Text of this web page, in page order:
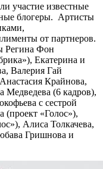
участие известные
блогеры. Артисты
от партнеров.
Регина Фон
Екатерина и
Валерия Гай
Крайнова,
Медведева (6 кадров),
с сестрой
(проект «Голос»),
Алиса Толкачева,
Гришнова и